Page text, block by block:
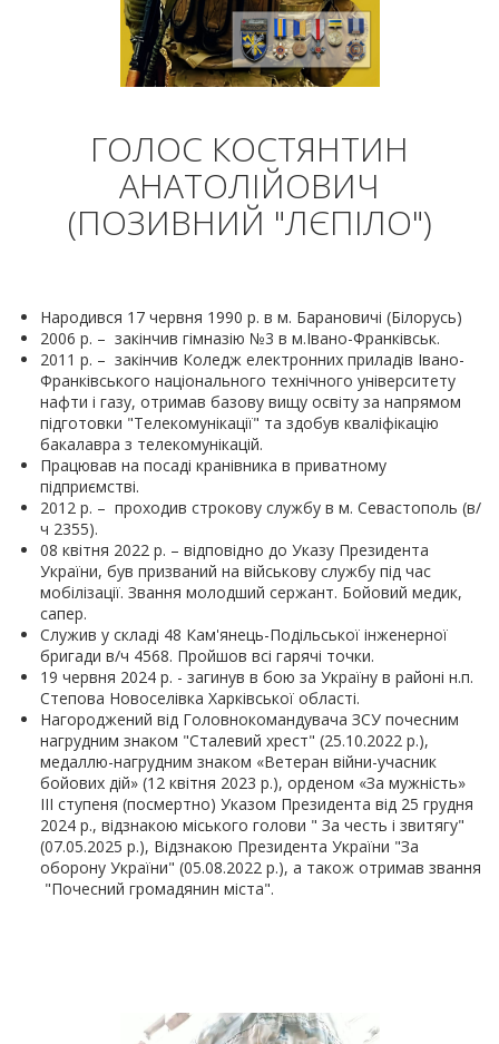
ГОЛОС КОСТЯНТИН
АНАТОЛІЙОВИЧ
(ПОЗИВНИЙ "ЛЄПІЛО")
Народився 17 червня 1990 р. в м. Барановичі (Білорусь)
2006 р. – закінчив гімназію №3 в м.Івано-Франківськ.
2011 р. – закінчив Коледж електронних приладів Івано-
Франківського національного технічного університету
нафти і газу, отримав базову вищу освіту за напрямом
підготовки "Телекомунікації" та здобув кваліфікацію
бакалавра з телекомунікацій.
Працював на посаді кранівника в приватному
підприємстві.
2012 р. – проходив строкову службу в м. Севастополь (в/
ч 2355).
08 квітня 2022 р. – відповідно до Указу Президента
України, був призваний на військову службу під час
мобілізації. Звання молодший сержант. Бойовий медик,
сапер.
Служив у складі 48 Кам'янець-Подільської інженерної
бригади в/ч 4568. Пройшов всі гарячі точки.
19 червня 2024 р. - загинув в бою за Україну в районі н.п.
Степова Новоселівка Харківської області.
Нагороджений від Головнокомандувача ЗСУ почесним
нагрудним знаком "Сталевий хрест" (25.10.2022 р.),
медаллю-нагрудним знаком «Ветеран війни-учасник
бойових дій» (12 квітня 2023 р.), орденом «За мужність»
ІІІ ступеня (посмертно) Указом Президента від 25 грудня
2024 р., відзнакою міського голови " За честь і звитягу"
(07.05.2025 р.), Відзнакою Президента України "За
оборону України" (05.08.2022 р.), а також отримав звання
"Почесний громадянин міста".